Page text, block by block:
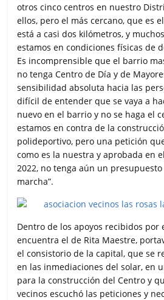
otros cinco centros en nuestro
ellos, pero el más cercano, que es
está a casi dos kilómetros, y
estamos en condiciones físicas de
Es incomprensible que el barrio
no tenga Centro de Día y de
sensibilidad absoluta hacia las
difícil de entender que se vaya a
nuevo en el barrio y no se haga el
estamos en contra de la
polideportivo, pero una petición
como es la nuestra y aprobada en
2022, no tenga aún un
marcha”.
Dentro de los apoyos recibidos por
encuentra el de Rita Maestre,
el consistorio de la capital, que se
en las inmediaciones del solar, en
para la construcción del Centro y
vecinos escuchó las peticiones y